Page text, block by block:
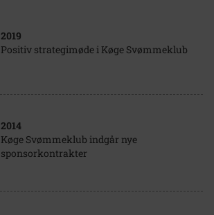
2019
Positiv strategimøde i Køge Svømmeklub
2014
Køge Svømmeklub indgår nye
sponsorkontrakter